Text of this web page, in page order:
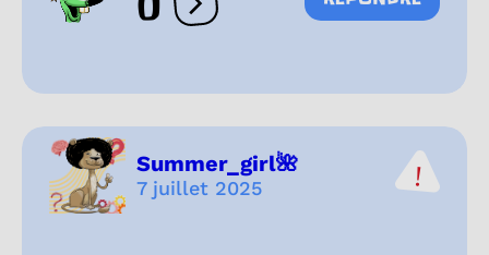
Ouvrir les réactions
Summer_girl🌺
7 juillet 2025